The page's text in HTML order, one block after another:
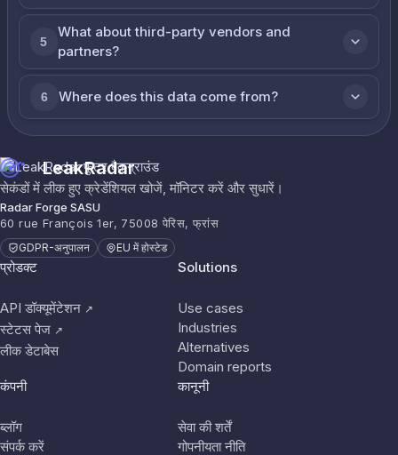
5
What about third-party vendors and
partners?
6 Where does this data come from?
LeakRadar
सेकंडों में लीक हुए क्रेडेंशियल खोजें, मॉनिटर करें और सुधारें।
Radar Forge SASU
60 rue François 1er, 75008 पेरिस, फ्रांस
GDPR-अनुपालन EU में होस्टेड
प्रोडक्ट
API डॉक्यूमेंटेशन ↗
स्टेटस पेज ↗
लीक डेटाबेस
Solutions
Use cases
Industries
Alternatives
Domain reports
कंपनी
ब्लॉग
संपर्क करें
कानूनी
सेवा की शर्तें
गोपनीयता नीति